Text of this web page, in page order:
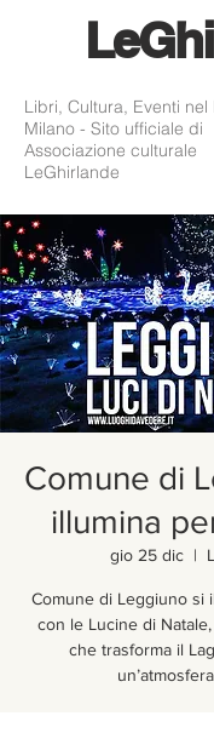
Le
Libri, Cultura, Eventi nel
Milano - Sito ufficiale di
Associazione culturale
LeGhirlande
Comune di
illumina
gio 25 dic
  |
Comune di Leggiuno si
con le Lucine di
che trasforma il